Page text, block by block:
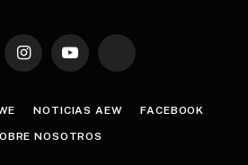
InstagramYouTube TikTok
NOTICIAS AEW FACEBOOK
NOSOTROS